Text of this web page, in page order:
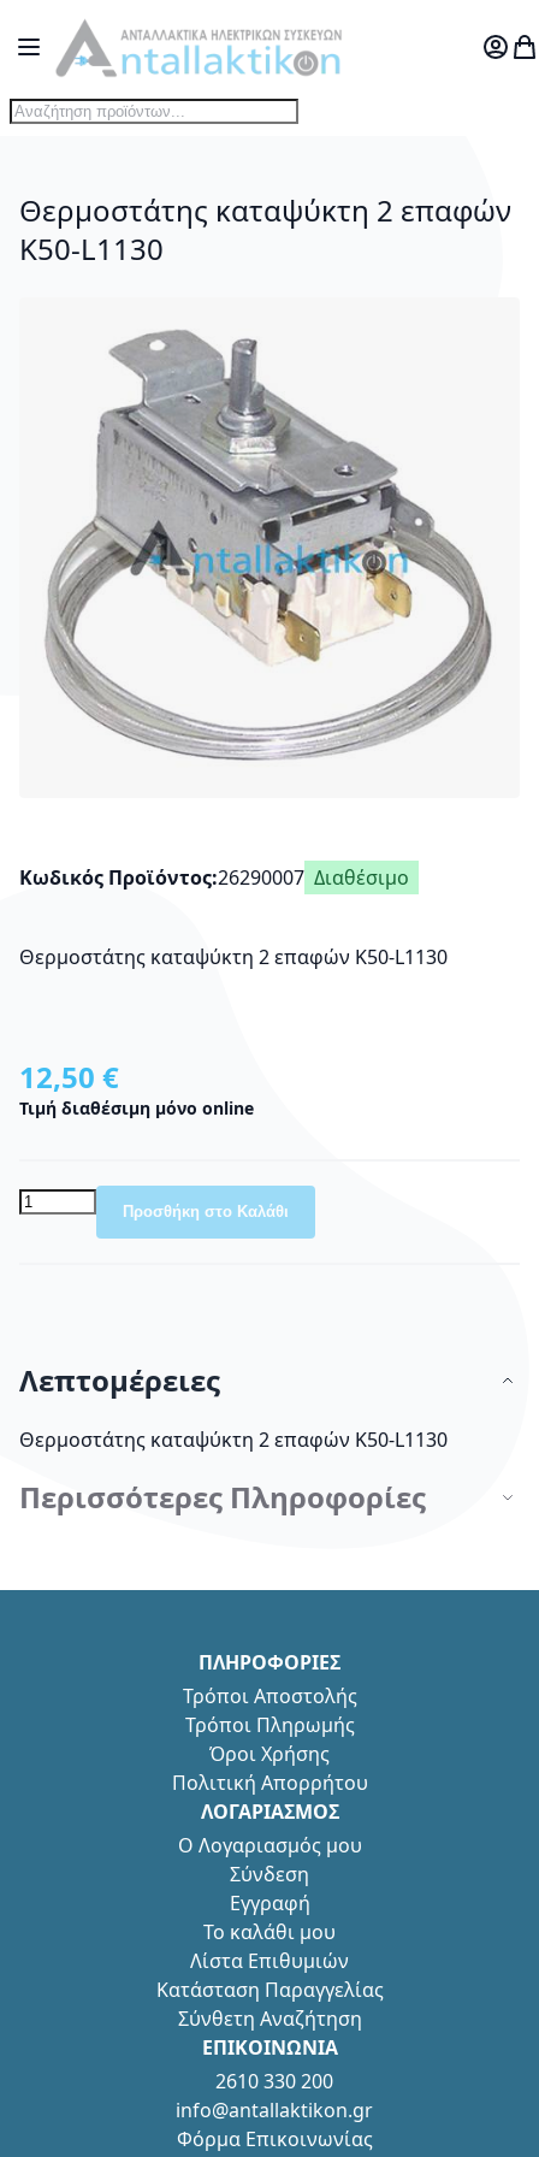
Μετάβαση στο περιεχόμενο
Toggle Nav
Ο
Θερμοστάτης καταψύκτη 2 επαφών
K50-L1130
Κωδικός Προϊόντος 26290007 Διαθέσιμο
Θερμοστάτης καταψύκτη 2 επαφών K50-L1130
12,50 €
Τιμή διαθέσιμη μόνο online
Προσθήκη στο Καλάθι
Λεπτομέρειες
Θερμοστάτης καταψύκτη 2 επαφών K50-L1130
Περισσότερες Πληροφορίες
ΠΛΗΡΟΦΟΡΙΕΣ
Τρόποι Αποστολής
Τρόποι Πληρωμής
Όροι Χρήσης
Πολιτική Απορρήτου
ΛΟΓΑΡΙΑΣΜΟΣ
Ο Λογαριασμός μου
Σύνδεση
Εγγραφή
Το καλάθι μου
Λίστα Επιθυμιών
Κατάσταση Παραγγελίας
Σύνθετη Αναζήτηση
ΕΠΙΚΟΙΝΩΝΙΑ
2610 330 200
info@antallaktikon.gr
Φόρμα Επικοινωνίας